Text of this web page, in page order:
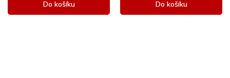
Do košíku Do košíku